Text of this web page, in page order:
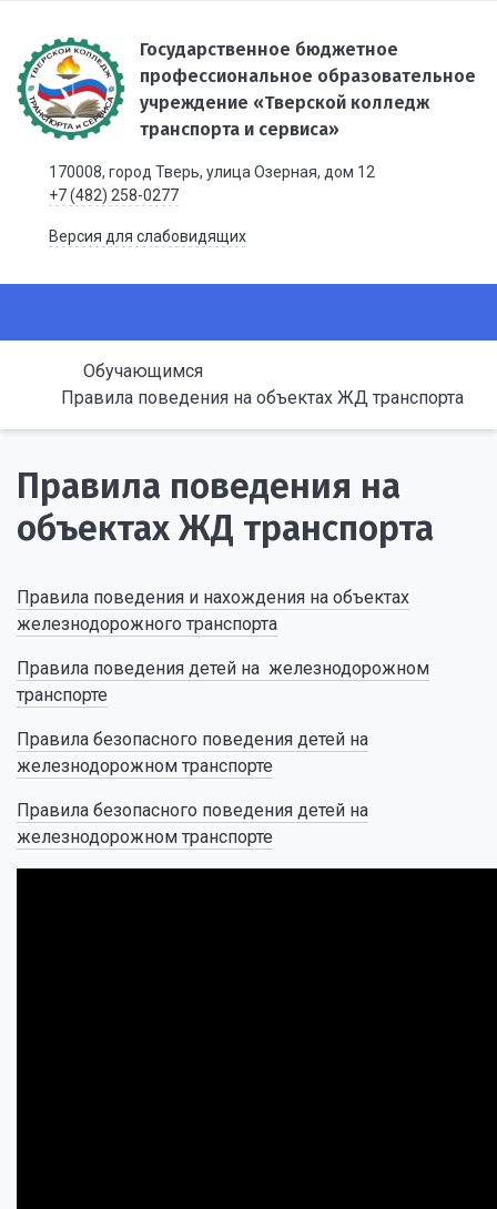
Государственное бюджетное
профессиональное образовательное
учреждение «Тверской колледж
транспорта и сервиса»
170008, город Тверь, улица Озерная, дом 12
+7 (482) 258-0277
Версия для слабовидящих
Обучающимся
Правила поведения на объектах ЖД транспорта
Правила поведения на
объектах ЖД транспорта
Правила поведения и нахождения на объектах
железнодорожного транспорта
Правила поведения детей на железнодорожном
транспорте
Правила безопасного поведения детей на
железнодорожном транспорте
Правила безопасного поведения детей на
железнодорожном транспорте